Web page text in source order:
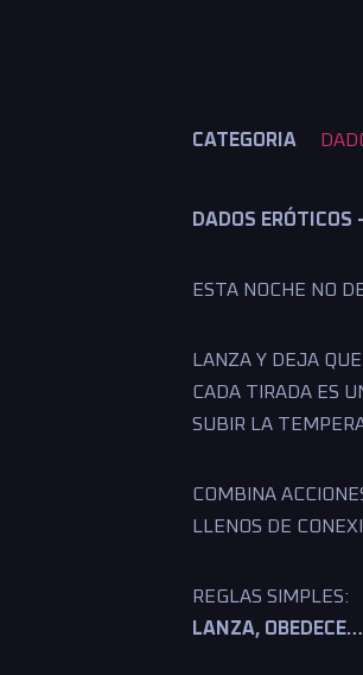
CATEGORIA
DADOS ERÓTICOS
ESTA NOCHE NO
LANZA Y DEJA
CADA TIRADA ES
SUBIR LA
COMBINA
LLENOS DE
REGLAS SIMPLES:
LANZA,